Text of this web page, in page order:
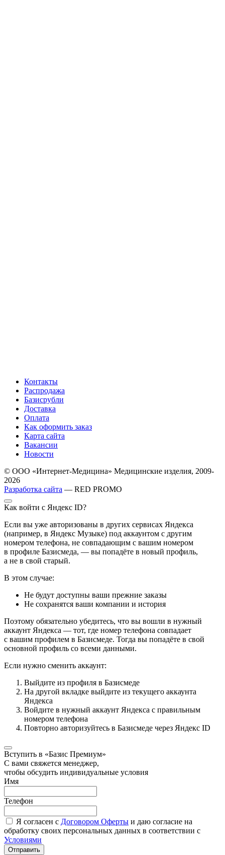
Контакты
Распродажа
Базисрубли
Доставка
Оплата
Как оформить заказ
Карта сайта
Вакансии
Новости
© ООО «Интернет-Медицина» Медицинские изделия, 2009-
2026
Разработка сайта — RED PROMO
Как войти с Яндекс ID?
Если вы уже авторизованы в других сервисах Яндекса
(например, в Яндекс Музыке) под аккаунтом с другим
номером телефона, не совпадающим с вашим номером
в профиле Базисмеда, — вы попадёте в новый профиль,
а не в свой старый.
В этом случае:
Не будут доступны ваши прежние заказы
Не сохранятся ваши компании и история
Поэтому обязательно убедитесь, что вы вошли в нужный
аккаунт Яндекса — тот, где номер телефона совпадает
с вашим профилем в Базисмеде. Тогда вы попадёте в свой
основной профиль со всеми данными.
Если нужно сменить аккаунт:
Выйдите из профиля в Базисмеде
На другой вкладке выйдите из текущего аккаунта
Яндекса
Войдите в нужный аккаунт Яндекса с правильным
номером телефона
Повторно авторизуйтесь в Базисмеде через Яндекс ID
Вступить в «Базис Премиум»
С вами свяжется менеджер,
чтобы обсудить индивидуальные условия
Имя
Телефон
Я согласен с Договором Оферты и даю согласие на
обработку своих персональных данных в соответствии с
Условиями
Отправить